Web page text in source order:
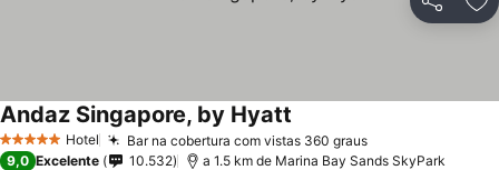
Partilhar
5 Estrelas Hotel Bar na cobertura com vistas 360 graus
Andaz Singapore, by Hyatt
9,0 Excelente 10.532 a 1.5 km de Marina Bay Sands SkyPark